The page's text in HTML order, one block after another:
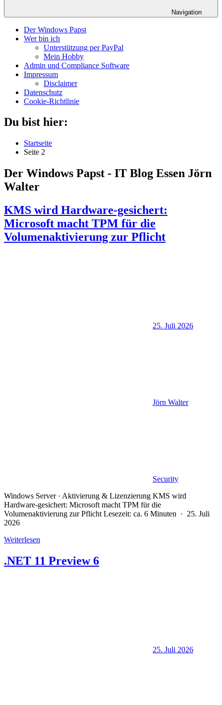
Navigation
Der Windows Papst
Wer bin ich
Unterstützung per PayPal
Mein Hobby
Admin und Compliance Software
Impressum
Disclaimer
Datenschutz
Cookie-Richtlinie
Du bist hier:
Startseite
Seite 2
Der Windows Papst - IT Blog Essen Jörn
Walter
KMS wird Hardware-gesichert:
Microsoft macht TPM für die
Volumenaktivierung zur Pflicht
25. Juli 2026
Jörn Walter
Security
Windows Server · Aktivierung & Lizenzierung KMS wird
Hardware-gesichert: Microsoft macht TPM für die
Volumenaktivierung zur Pflicht Lesezeit: ca. 6 Minuten · 25. Juli
2026
Weiterlesen
.NET 11 Preview 6
25. Juli 2026